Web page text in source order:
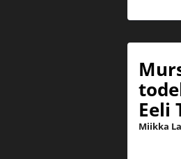
Eeli
Miikka